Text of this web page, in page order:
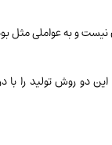
و به عواملی مثل